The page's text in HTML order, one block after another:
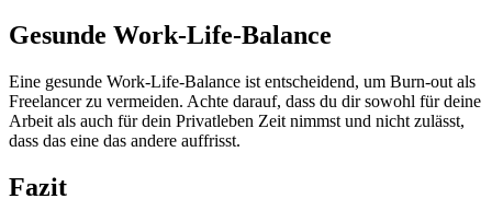
Gesunde Work-Life-Balance
Eine gesunde Work-Life-Balance ist entscheidend, um Burn-out als
Freelancer zu vermeiden. Achte darauf, dass du dir sowohl für deine
Arbeit als auch für dein Privatleben Zeit nimmst und nicht zulässt,
dass das eine das andere auffrisst.
Fazit